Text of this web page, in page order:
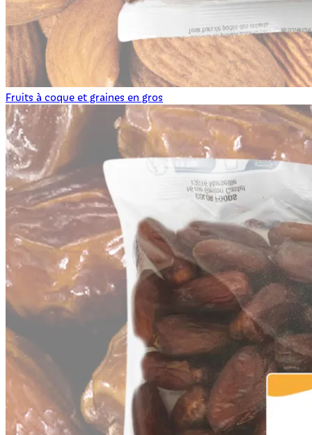
Fruits à coque et graines en gros